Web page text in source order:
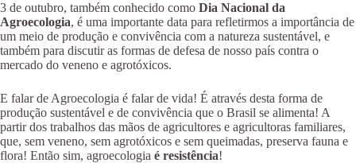
3 de outubro, também conhecido como Dia Nacional da
Agroecologia, é uma importante data para refletirmos a importância de
um meio de produção e convivência com a natureza sustentável, e
também para discutir as formas de defesa de nosso país contra o
mercado do veneno e agrotóxicos.
E falar de Agroecologia é falar de vida! É através desta forma de
produção sustentável e de convivência que o Brasil se alimenta! A
partir dos trabalhos das mãos de agricultores e agricultoras familiares,
que, sem veneno, sem agrotóxicos e sem queimadas, preserva fauna e
flora! Então sim, agroecologia é resistência!